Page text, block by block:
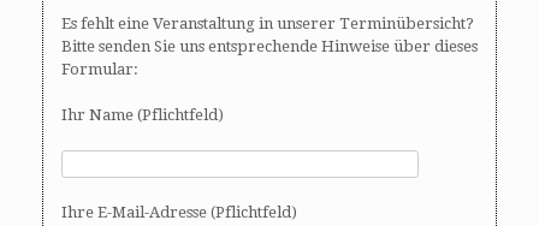
Es fehlt eine Veranstaltung in unserer Terminübersicht?
Bitte senden Sie uns entsprechende Hinweise über dieses
Formular:
Ihr Name (Pflichtfeld)
Ihre E-Mail-Adresse (Pflichtfeld)